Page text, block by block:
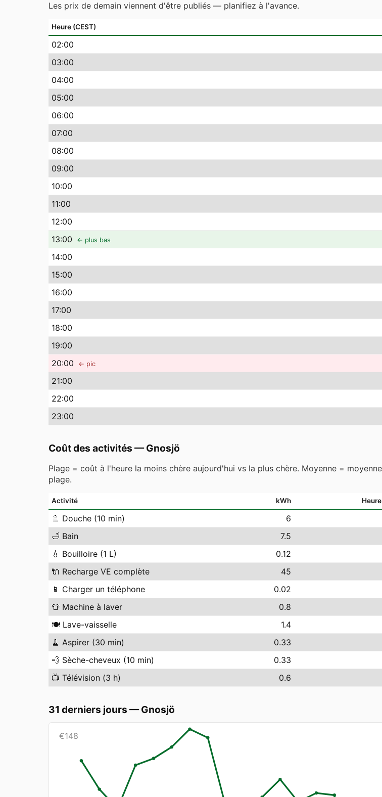
Les prix de demain viennent d'être publiés — planifiez à l'avance.
Heure (CEST)
02:00
03:00
04:00
05:00
06:00
07:00
08:00
09:00
10:00
11:00
12:00
13:00 ← plus bas
14:00
15:00
16:00
17:00
18:00
19:00
20:00 ← pic
21:00
22:00
23:00
Coût des activités —Gnosjö
Plage = coût à l'heure la moins chère aujourd'hui vs la plus chère. Moyenne =
plage.
Activité kWh
🚿 Douche (10 min) 6
🛁 Bain 7.5
💧 Bouilloire (1 L) 0.12
🔌 Recharge VE complète 45
📱 Charger un téléphone 0.02
👕 Machine à laver 0.8
🍽️ Lave-vaisselle 1.4
🧹 Aspirer (30 min) 0.33
💨 Sèche-cheveux (10 min) 0.33
📺 Télévision (3 h) 0.6
31 derniers jours —Gnosjö
€148